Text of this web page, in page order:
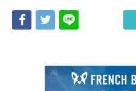
Share Tweet